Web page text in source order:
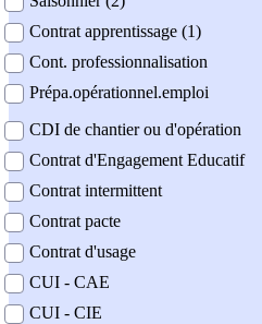
Contrat apprentissage (1)
Cont. professionnalisation
Prépa.opérationnel.emploi
CDI de chantier ou d'opération
Contrat d'Engagement Educatif
Contrat intermittent
Contrat pacte
Contrat d'usage
CUI - CAE
CUI - CIE